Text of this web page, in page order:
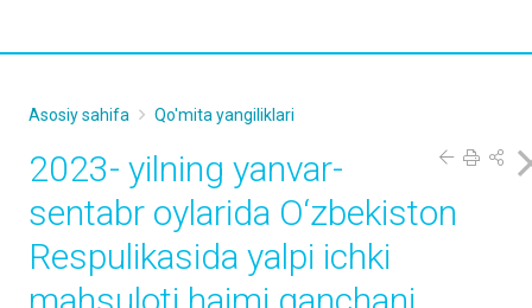
Asosiy sahifa Qo'mita yangiliklari
2023- yilning yanvar-
sentabr oylarida O‘zbekiston
Respulikasida yalpi ichki